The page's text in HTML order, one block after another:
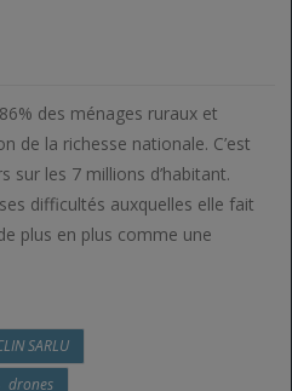
des ménages ruraux et
de la richesse nationale. C’est
sur les 7 millions d’habitant.
difficultés auxquelles elle fait
plus en plus comme une
SARLU
drones